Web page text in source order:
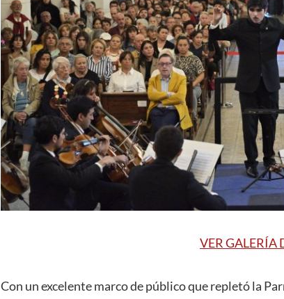
VER GALERÍA
Con un excelente marco de público que repletó la